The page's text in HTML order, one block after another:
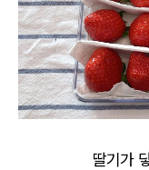
딸기가